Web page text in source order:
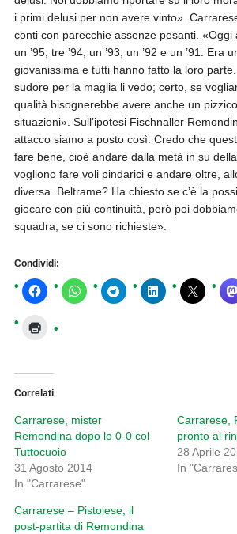
i primi delusi per non avere vinto».
conti con parecchie assenze pesanti. «Oggi
un ’95, tre ’94, un ’93, un ’92 e un ’91. Era
giovanissima e tutti hanno fatto la loro
sudore per la maglia li vedo; certo, se
qualità bisognerebbe avere anche un
situazioni». Sull’ipotesi Fischnaller
attacco siamo a posto così. Credo che
fare bene, cioè andare dalla metà in su
vogliono fare voli pindarici e andare oltre,
diversa. Beltrame? Ha chiesto se c’è la
giocare con più continuità, però poi
squadra, se ci sono richieste».
Condividi:
Correlati
Carrarese, mister
Remondina dopo lo 0-0 col
Tuttocuoio
31 Agosto 2014
In "Carrarese"
Carrarese,
pronto al
28 Aprile
In
Carrarese – Pistoiese, il
post-partita di Remondina